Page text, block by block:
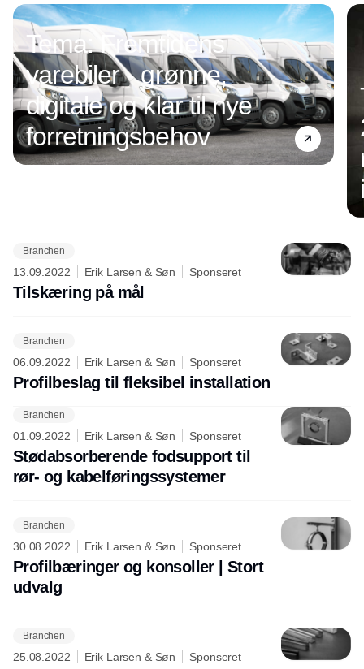
Tema: Fremtidens
varebiler - grønne,
digitale og klar til nye
forretningsbehov
Branchen
13.09.2022 Erik Larsen & Søn Sponseret
Tilskæring på mål
Branchen
06.09.2022 Erik Larsen & Søn Sponseret
Profilbeslag til fleksibel installation
Branchen
01.09.2022 Erik Larsen & Søn Sponseret
Stødabsorberende fodsupport til
rør- og kabelføringssystemer
Branchen
30.08.2022 Erik Larsen & Søn Sponseret
Profilbæringer og konsoller | Stort
udvalg
Branchen
25.08.2022 Erik Larsen & Søn Sponseret